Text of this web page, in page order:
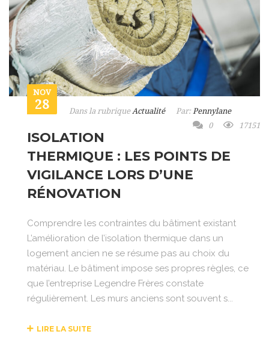
NOV
28 Dans la rubriqueActualité Par: Pennylane
0
17151
ISOLATION
THERMIQUE : LES POINTS DE
VIGILANCE LORS D’UNE
RÉNOVATION
Comprendre les contraintes du bâtiment existant
L’amélioration de l’isolation thermique dans un
logement ancien ne se résume pas au choix du
matériau. Le bâtiment impose ses propres règles, ce
que l’entreprise Legendre Frères constate
régulièrement. Les murs anciens sont souvent s...
LIRE LA SUITE